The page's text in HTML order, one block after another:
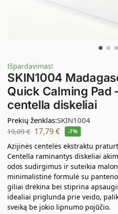
Išpardavimas!
SKIN1004
Quick Calming Pad
centella diskeliai
Prekių ženklas:SKIN1004
19,09€ 17,79€ -7%
Azijinės centelės ekstraktu
Centella raminantys diskeliai
odos sudirgimus ir suteikia
minimalistinė formulė su
giliai drėkina bei stiprina
idealiai priglunda prie veido,
sveiką be jokio lipnumo pojūčio.